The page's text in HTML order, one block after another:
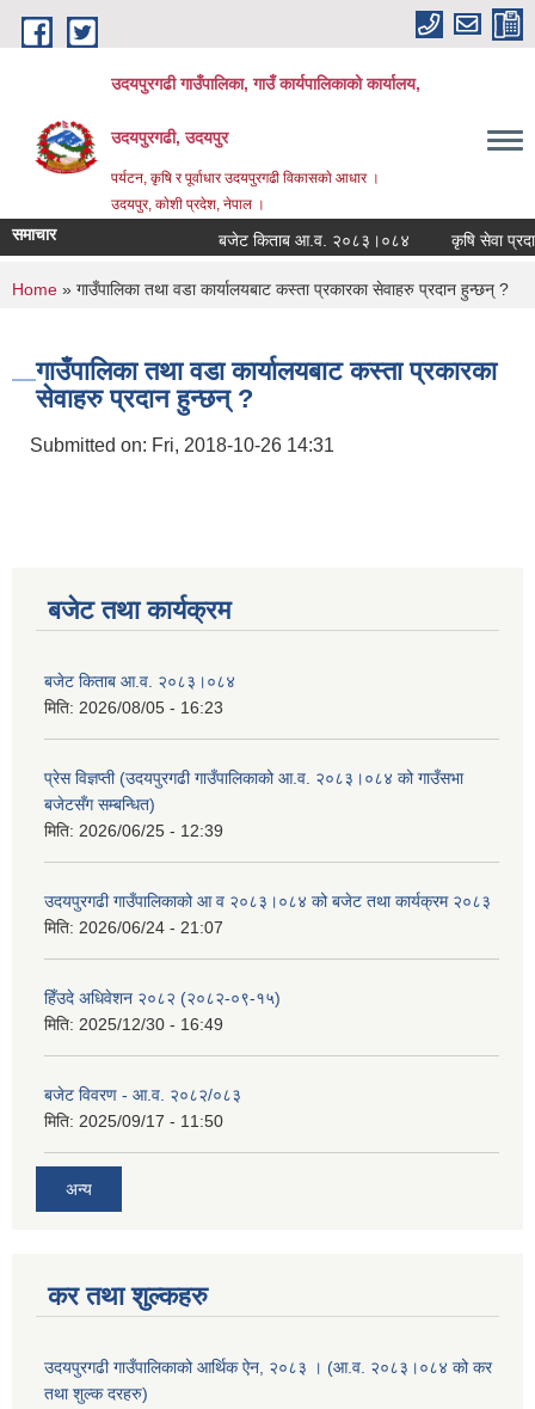
Skip to main content
उदयपुरगढी गाउँपालिका, गाउँ कार्यपालिकाको कार्यालय,
उदयपुरगढी, उदयपुर
पर्यटन, कृषि र पूर्वाधार उदयपुरगढी विकासकाे आधार ।
उदयपुर, काेशी प्रदेश, नेपाल ।
समाचार बजेट किताब आ.व. २०८३।०८४ कृषि सेवा
You are here
Home » गाउँपालिका तथा वडा कार्यालयबाट कस्ता प्रकारका सेवाहरु प्रदान हुन्छन् ?
गाउँपालिका तथा वडा कार्यालयबाट कस्ता प्रकारका
सेवाहरु प्रदान हुन्छन् ?
Submitted on: Fri, 2018-10-26 14:31
बजेट तथा कार्यक्रम
बजेट किताब आ.व. २०८३।०८४
मिति: 2026/08/05 - 16:23
प्रेस विज्ञप्ती (उदयपुरगढी गाउँपालिकाको आ.व. २०८३।०८४ को गाउँसभा
बजेटसँग सम्बन्धित)
मिति: 2026/06/25 - 12:39
उदयपुरगढी गाउँपालिकाको आ व २०८३।०८४ को बजेट तथा कार्यक्रम २०८३
मिति: 2026/06/24 - 21:07
हिँउदे अधिवेशन २०८२ (२०८२-०९-१५)
मिति: 2025/12/30 - 16:49
बजेट विवरण - आ.व. २०८२/०८३
मिति: 2025/09/17 - 11:50
अन्य
कर तथा शुल्कहरु
उदयपुरगढी गाउँपालिकाको आर्थिक ऐन, २०८३ । (आ.व. २०८३।०८४ को कर
तथा शुल्क दरहरु)